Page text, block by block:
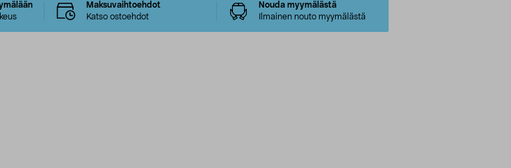
Maksuvaihtoehdot
Katso ostoehdot
Nouda myymälästä
Ilmainen nouto myymälästä